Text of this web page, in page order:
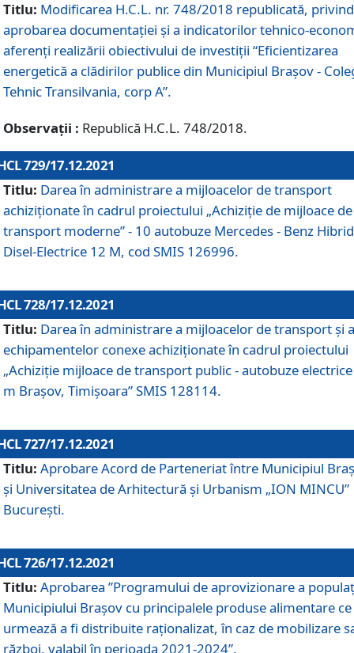
Titlu: Modificarea H.C.L. nr. 748/2018 republicată, privind
aprobarea documentației și a indicatorilor tehnico-
aferenți realizării obiectivului de investiții “Eficientizarea
energetică a clădirilor publice din Municipiul Brașov -
Tehnic Transilvania, corp A”.
Observații : Republică H.C.L. 748/2018.
729/17.12.2021
Titlu: Darea în administrare a mijloacelor de transport
achiziționate în cadrul proiectului „Achiziţie de mijloace de
transport moderne” - 10 autobuze Mercedes - Benz Hibrid
Disel-Electrice 12 M, cod SMIS 126996.
728/17.12.2021
Titlu: Darea în administrare a mijloacelor de transport și a
echipamentelor conexe achiziționate în cadrul proiectului
„Achiziție mijloace de transport public - autobuze
m Brașov, Timișoara” SMIS 128114.
727/17.12.2021
Titlu: Aprobare Acord de Parteneriat între Municipiul
și Universitatea de Arhitectură și Urbanism „ION MINCU”
București.
726/17.12.2021
Titlu: Aprobarea ”Programului de aprovizionare a
Municipiului Braşov cu principalele produse alimentare ce
urmează a fi distribuite raționalizat, în caz de mobilizare
război, valabil în perioada 2021-2024”.